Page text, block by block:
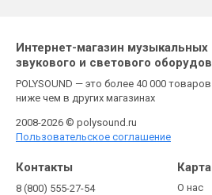
Интернет-магазин музыкальных
звукового и светового
POLYSOUND — это более 40 000
ниже чем в других магазинах
2008-2026 © polysound.ru
Пользовательское соглашение
Контакты
8 (800) 555-27-54
О нас